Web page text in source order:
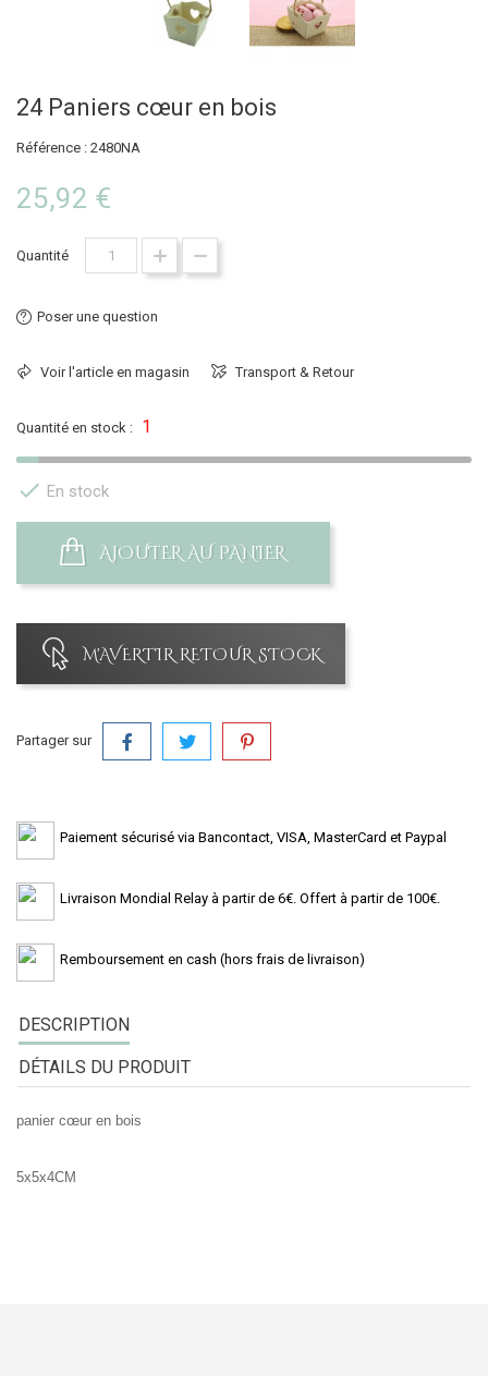
24 Paniers cœur en bois
Référence : 2480NA
25,92 €
Quantité
Poser une question
Voir l'article en magasin Transport & Retour
Quantité en stock : 1
 En stock
AJOUTER AU PANIER
M'AVERTIR RETOUR STOCK
Partager sur
Paiement sécurisé via Bancontact, VISA, MasterCard et Paypal
Livraison Mondial Relay à partir de 6€. Offert à partir de 100€.
Remboursement en cash (hors frais de livraison)
DESCRIPTION
DÉTAILS DU PRODUIT
panier cœur en bois
5x5x4CM